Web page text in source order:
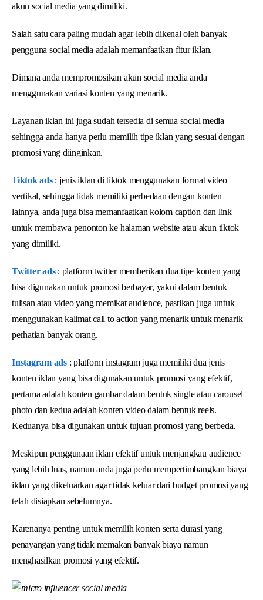
akun social media yang dimiliki.
Salah satu cara paling mudah agar lebih dikenal oleh banyak
pengguna social media adalah memanfaatkan fitur iklan.
Dimana anda mempromosikan akun social media anda
menggunakan variasi konten yang menarik.
Layanan iklan ini juga sudah tersedia di semua social media
sehingga anda hanya perlu memilih tipe iklan yang sesuai dengan
promosi yang diinginkan.
Tiktok ads : jenis iklan di tiktok menggunakan format video
vertikal, sehingga tidak memiliki perbedaan dengan konten
lainnya, anda juga bisa memanfaatkan kolom caption dan link
untuk membawa penonton ke halaman website atau akun tiktok
yang dimiliki.
Twitter ads : platform twitter memberikan dua tipe konten yang
bisa digunakan untuk promosi berbayar, yakni dalam bentuk
tulisan atau video yang memikat audience, pastikan juga untuk
menggunakan kalimat call to action yang menarik untuk menarik
perhatian banyak orang.
Instagram ads: platform instagram juga memiliki dua jenis
konten iklan yang bisa digunakan untuk promosi yang efektif,
pertama adalah konten gambar dalam bentuk single atau carousel
photo dan kedua adalah konten video dalam bentuk reels.
Keduanya bisa digunakan untuk tujuan promosi yang berbeda.
Meskipun penggunaan iklan efektif untuk menjangkau audience
yang lebih luas, namun anda juga perlu mempertimbangkan biaya
iklan yang dikeluarkan agar tidak keluar dari budget promosi yang
telah disiapkan sebelumnya.
Karenanya penting untuk memilih konten serta durasi yang
penayangan yang tidak memakan banyak biaya namun
menghasilkan promosi yang efektif.